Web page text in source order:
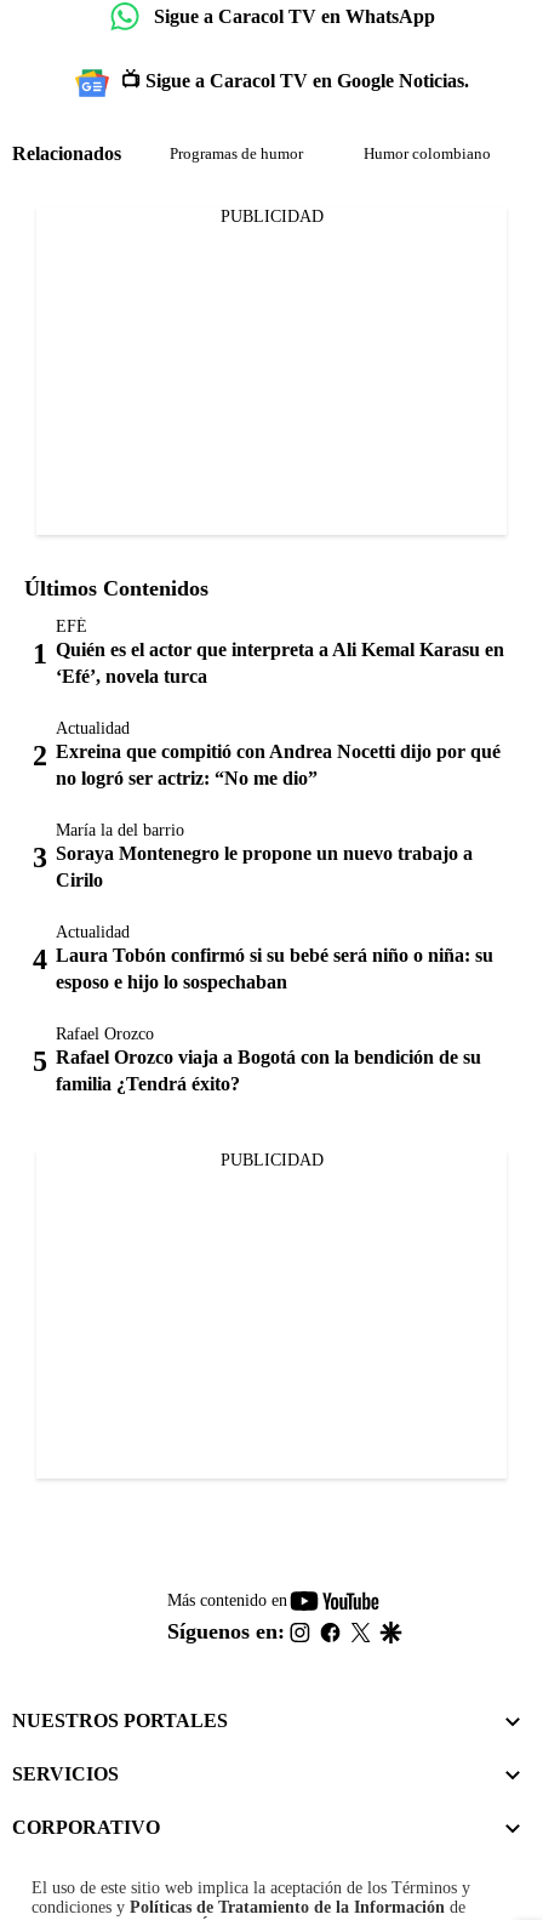
Sigue a Caracol TV en WhatsApp
📺 Sigue a Caracol TV en Google Noticias.
Relacionados Programas de humor Humor colombiano
PUBLICIDAD
Últimos Contenidos
EFÉ
Quién es el actor que interpreta a Ali Kemal Karasu en
‘Efé’, novela turca
Actualidad
Exreina que compitió con Andrea Nocetti dijo por qué
no logró ser actriz: “No me dio”
María la del barrio
Soraya Montenegro le propone un nuevo trabajo a
Cirilo
Actualidad
Laura Tobón confirmó si su bebé será niño o niña: su
esposo e hijo lo sospechaban
Rafael Orozco
Rafael Orozco viaja a Bogotá con la bendición de su
familia ¿Tendrá éxito?
PUBLICIDAD
Más contenido en
youtube-
footer
Síguenos en: instagram
facebook
twitter
NUESTROS PORTALES
SERVICIOS
CORPORATIVO
El uso de este sitio web implica la aceptación de los Términos y
condiciones y Políticas de Tratamiento de la Información de